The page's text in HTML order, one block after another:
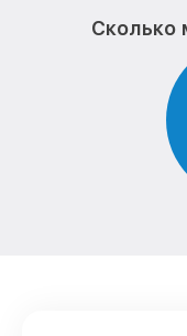
Сколько